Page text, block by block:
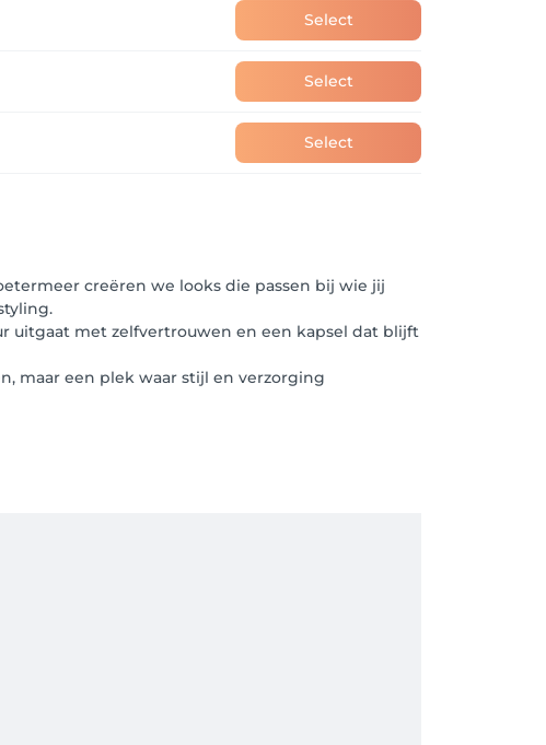
Select
Select
Select
creëren we looks die passen bij wie jij
uitgaat met zelfvertrouwen en een kapsel dat blijft
maar een plek waar stijl en verzorging